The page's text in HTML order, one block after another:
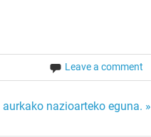
Leave a comment
nazioarteko eguna. »